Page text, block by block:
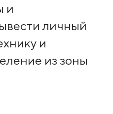
и
личный
и
из зоны